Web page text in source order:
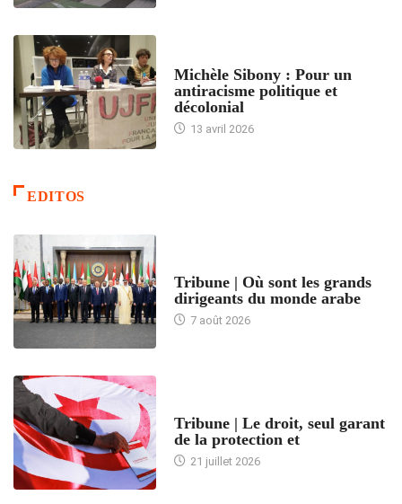
Michèle Sibony : Pour un
antiracisme politique et
décolonial
13 avril 2026
EDITOS
Tribune | Où sont les grands
dirigeants du monde arabe
7 août 2026
Tribune | Le droit, seul garant
de la protection et
21 juillet 2026